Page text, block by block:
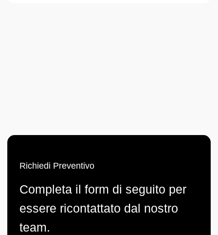
Richiedi Preventivo
Completa il form di seguito per
essere ricontattato dal nostro
team.